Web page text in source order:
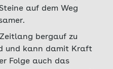
auf dem Weg
bergauf zu
und kann damit Kraft
Folge auch das